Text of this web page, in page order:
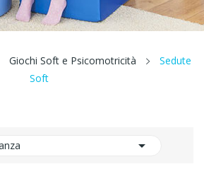
Giochi Soft e Psicomotricità
Sedute
Soft
